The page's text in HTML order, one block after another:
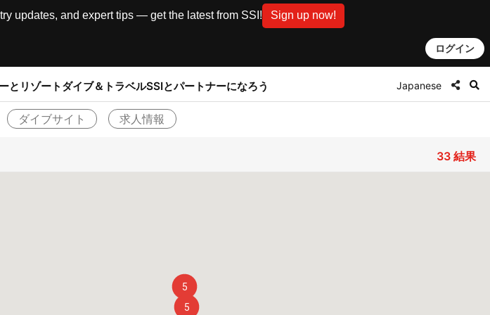
updates, and expert tips — get the latest from SSI! Sign up now!
ログイン
とリゾート ダイブ＆トラベルSSIとパートナーになろう Japanese
ダイブサイト 求人情報
5
5
33結果